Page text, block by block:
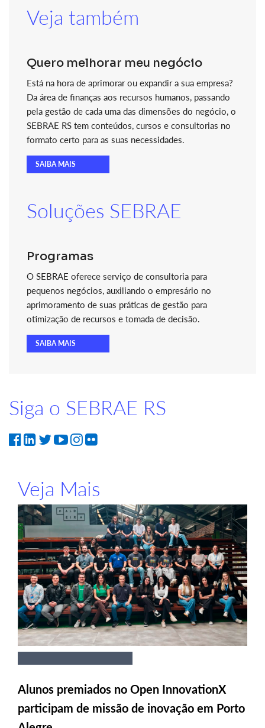
Veja também
Quero melhorar meu negócio
Está na hora de aprimorar ou expandir a sua empresa?
Da área de finanças aos recursos humanos, passando
pela gestão de cada uma das dimensões do negócio, o
SEBRAE RS tem conteúdos, cursos e consultorias no
formato certo para as suas necessidades.
SAIBA MAIS
Soluções SEBRAE
Programas
O SEBRAE oferece serviço de consultoria para
pequenos negócios, auxiliando o empresário no
aprimoramento de suas práticas de gestão para
otimização de recursos e tomada de decisão.
SAIBA MAIS
Siga o SEBRAE RS
Veja Mais
Alunos premiados no Open InnovationX
participam de missão de inovação em Porto